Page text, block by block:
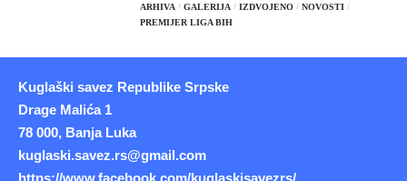
ARHIVA GALERIJA IZDVOJENO
NOVOSTI
PREMIJER LIGA BIH
Kuglaški savez Republike Srpske
Drage Malića 1
78 000, Banja Luka
kuglaski.savez.rs@gmail.com
https://www.facebook.com/kuglaskisavezrs/